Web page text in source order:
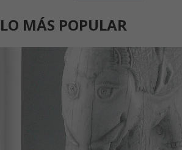
LO MÁS POPULAR